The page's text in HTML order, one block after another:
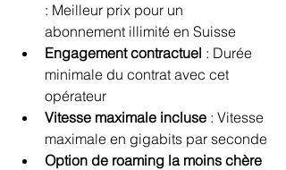
: Meilleur prix pour un
abonnement illimité en Suisse
Engagement contractuel : Durée
minimale du contrat avec cet
opérateur
Vitesse maximale incluse : Vitesse
maximale en gigabits par seconde
Option de roaming la moins chère